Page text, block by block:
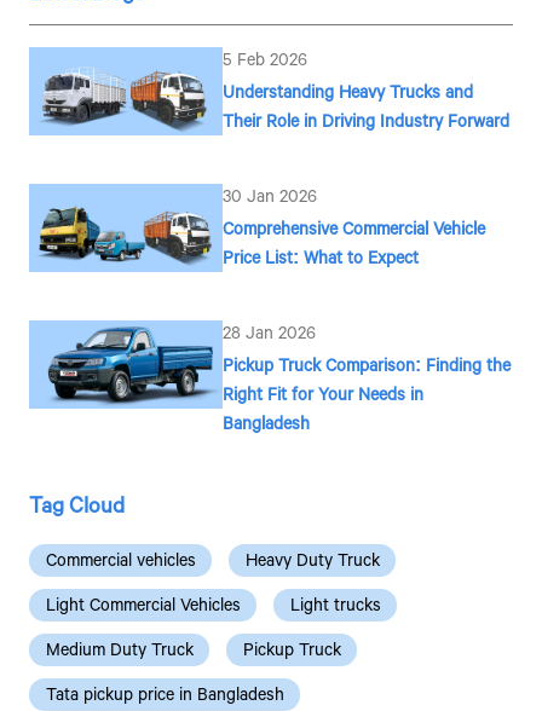
5 Feb 2026
Understanding Heavy Trucks and
Their Role in Driving Industry Forward
30 Jan 2026
Comprehensive Commercial Vehicle
Price List: What to Expect
28 Jan 2026
Pickup Truck Comparison: Finding the
Right Fit for Your Needs in
Bangladesh
Tag Cloud
Commercial vehicles
Heavy Duty Truck
Light Commercial Vehicles
Light trucks
Medium Duty Truck
Pickup Truck
Tata pickup price in Bangladesh